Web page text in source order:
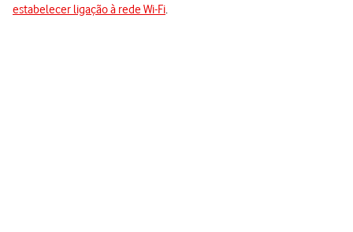
estabelecer ligação à rede Wi-Fi.